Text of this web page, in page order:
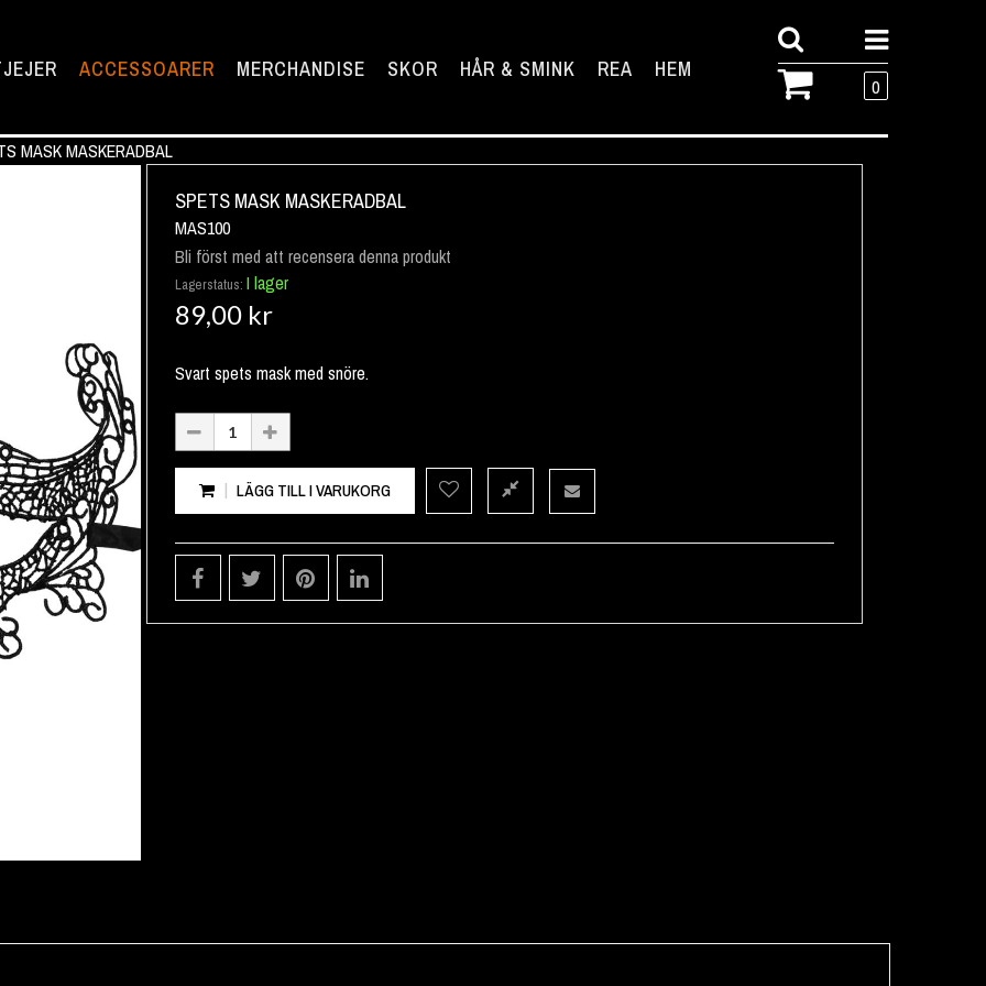
ACCESSOARER MERCHANDISE SKOR HÅR & SMINK REA HEM
0
MASK MASKERADBAL
SPETS MASK MASKERADBAL
MAS100
Bli först med att recensera denna produkt
Lagerstatus: I lager
89,00 kr
Svart spets mask med snöre.
LÄGG TILL I VARUKORG